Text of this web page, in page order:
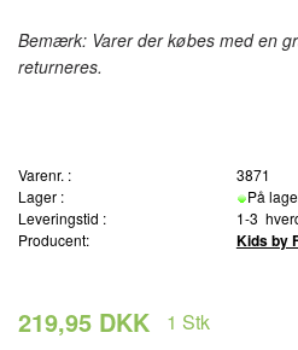
Bemærk: Varer der købes med en
returneres.
Varenr. :
3871
Lager :
På
Leveringstid :
1-3
Producent:
Kids by
219,95 DKK 1 Stk